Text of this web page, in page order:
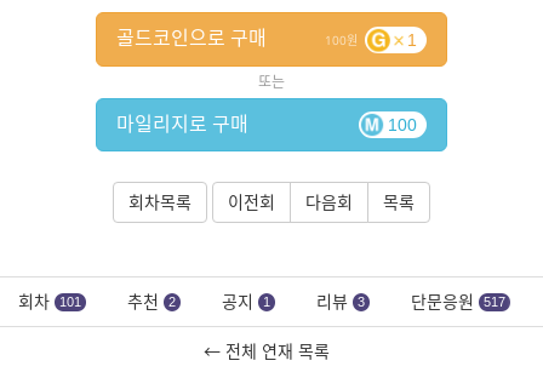
100 1
골드코인으로 구매
또는
100
마일리지로 구매
회차목록 이전회 다음회 목록
회차 101 추천 2 공지 1 리뷰 3 단문응원 517
← 전체 연재 목록